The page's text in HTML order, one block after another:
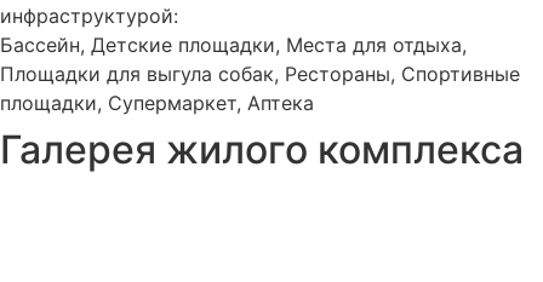
инфраструктурой:
Бассейн, Детские площадки, Места для отдыха,
Площадки для выгула собак, Рестораны, Спортивные
площадки, Супермаркет, Аптека
Галерея жилого комплекса